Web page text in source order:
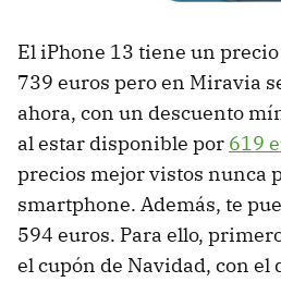
El iPhone 13 tiene un
739 euros pero en Miravia
ahora, con un descuento
al estar disponible por 619
precios mejor vistos nunca
smartphone. Además, te
594 euros. Para ello,
el cupón de Navidad, con el